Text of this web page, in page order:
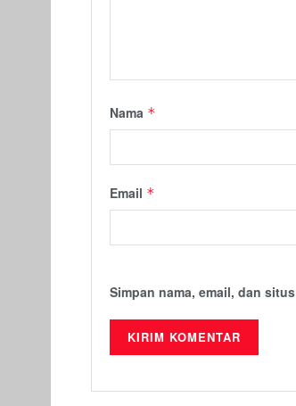
Nama *
Email *
Simpan nama, email, dan